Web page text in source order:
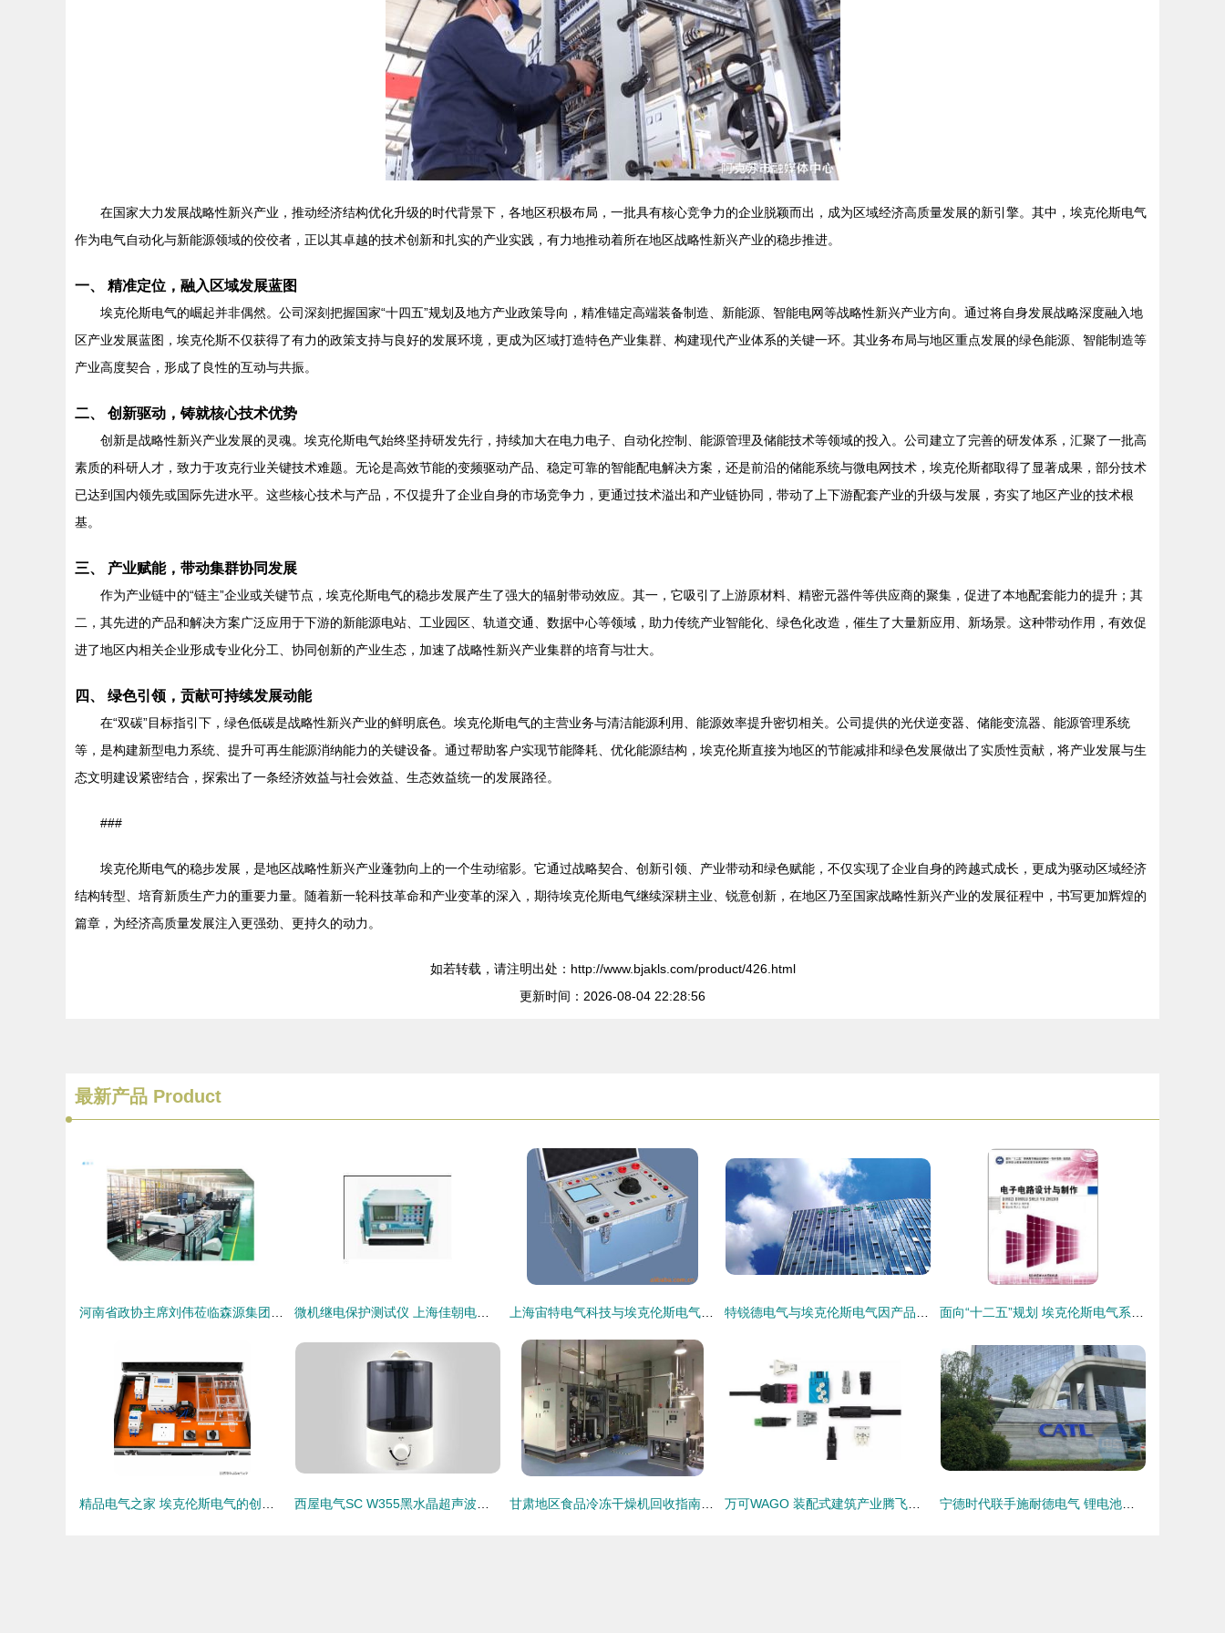
在国家大力发展战略性新兴产业，推动经济结构优化升级的时代背景下，各地区积极布局，一批具有核心竞争力的企业脱颖而出，成为区域经济高质量发展的新引擎。其中，埃克伦斯电气
作为电气自动化与新能源领域的佼佼者，正以其卓越的技术创新和扎实的产业实践，有力地推动着所在地区战略性新兴产业的稳步推进。
一、 精准定位，融入区域发展蓝图
埃克伦斯电气的崛起并非偶然。公司深刻把握国家“十四五”规划及地方产业政策导向，精准锚定高端装备制造、新能源、智能电网等战略性新兴产业方向。通过将自身发展战略深度融入地
区产业发展蓝图，埃克伦斯不仅获得了有力的政策支持与良好的发展环境，更成为区域打造特色产业集群、构建现代产业体系的关键一环。其业务布局与地区重点发展的绿色能源、智能制造等
产业高度契合，形成了良性的互动与共振。
二、 创新驱动，铸就核心技术优势
创新是战略性新兴产业发展的灵魂。埃克伦斯电气始终坚持研发先行，持续加大在电力电子、自动化控制、能源管理及储能技术等领域的投入。公司建立了完善的研发体系，汇聚了一批高
素质的科研人才，致力于攻克行业关键技术难题。无论是高效节能的变频驱动产品、稳定可靠的智能配电解决方案，还是前沿的储能系统与微电网技术，埃克伦斯都取得了显著成果，部分技术
已达到国内领先或国际先进水平。这些核心技术与产品，不仅提升了企业自身的市场竞争力，更通过技术溢出和产业链协同，带动了上下游配套产业的升级与发展，夯实了地区产业的技术根
基。
三、 产业赋能，带动集群协同发展
作为产业链中的“链主”企业或关键节点，埃克伦斯电气的稳步发展产生了强大的辐射带动效应。其一，它吸引了上游原材料、精密元器件等供应商的聚集，促进了本地配套能力的提升；其
二，其先进的产品和解决方案广泛应用于下游的新能源电站、工业园区、轨道交通、数据中心等领域，助力传统产业智能化、绿色化改造，催生了大量新应用、新场景。这种带动作用，有效促
进了地区内相关企业形成专业化分工、协同创新的产业生态，加速了战略性新兴产业集群的培育与壮大。
四、 绿色引领，贡献可持续发展动能
在“双碳”目标指引下，绿色低碳是战略性新兴产业的鲜明底色。埃克伦斯电气的主营业务与清洁能源利用、能源效率提升密切相关。公司提供的光伏逆变器、储能变流器、能源管理系统
等，是构建新型电力系统、提升可再生能源消纳能力的关键设备。通过帮助客户实现节能降耗、优化能源结构，埃克伦斯直接为地区的节能减排和绿色发展做出了实质性贡献，将产业发展与生
态文明建设紧密结合，探索出了一条经济效益与社会效益、生态效益统一的发展路径。
###
埃克伦斯电气的稳步发展，是地区战略性新兴产业蓬勃向上的一个生动缩影。它通过战略契合、创新引领、产业带动和绿色赋能，不仅实现了企业自身的跨越式成长，更成为驱动区域经济
结构转型、培育新质生产力的重要力量。随着新一轮科技革命和产业变革的深入，期待埃克伦斯电气继续深耕主业、锐意创新，在地区乃至国家战略性新兴产业的发展征程中，书写更加辉煌的
篇章，为经济高质量发展注入更强劲、更持久的动力。
如若转载，请注明出处：http://www.bjakls.com/product/426.html
更新时间：2026-08-04 22:28:56
最新产品 Product